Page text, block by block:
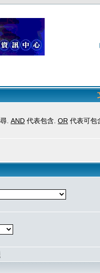
. AND 代表包含. OR 代表可包